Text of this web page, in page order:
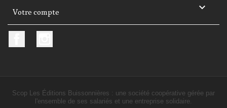
Votre compte 
Scop Les Éditions Buissonnières : une société coopérative gérée par
l'ensemble de ses salariés et une entreprise solidaire.